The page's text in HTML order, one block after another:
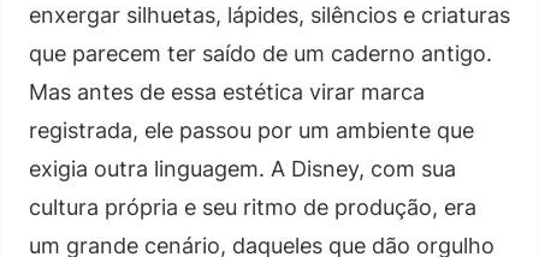
enxergar silhuetas, lápides, silêncios e criaturas
que parecem ter saído de um caderno antigo.
Mas antes de essa estética virar marca
registrada, ele passou por um ambiente que
exigia outra linguagem. A Disney, com sua
cultura própria e seu ritmo de produção, era
um grande cenário, daqueles que dão orgulho